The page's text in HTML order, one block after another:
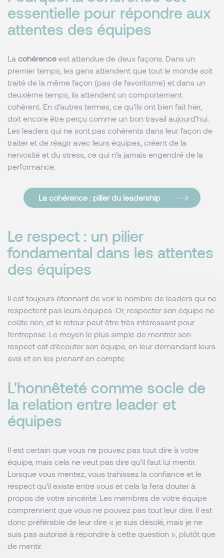
essentielle pour répondre aux
attentes des équipes
La cohérence est attendue de deux façons. Dans un
premier temps, les gens attendent que tout le monde soit
traité de la même façon (pas de favoritisme) et dans un
deuxième temps, ils attendent un comportement
cohérent. En d’autres termes, ce qu’ils ont bien fait hier,
doit encore être perçu comme un bon travail aujourd’hui.
Les leaders qui ne sont pas cohérents dans leur façon de
traiter et de réagir avec leurs équipes, créent de la
nervosité et du stress, ce qui n’a jamais engendré de la
performance.
La cohérence : pilier du leadership
Le respect : un pilier
fondamental dans les attentes
des équipes
Il est toujours étonnant de voir le nombre de leaders qui ne
respectent pas leurs équipes. Or, respecter son équipe ne
coûte rien, et le retour peut être très intéressant pour
l’entreprise. Le moyen le plus simple de montrer son
respect est d’écouter son équipe, en leur demandant leurs
avis et en les prenant en compte.
L'honnêteté comme socle de
la relation entre leader et
équipes
Il est certain que vous ne pouvez pas tout dire à votre
équipe, mais cela ne veut pas dire qu’il faut lui mentir.
Lorsque vous mentez, vous trahissez la confiance et le
respect qu’il existe entre vous et cela la fera douter à
propos de votre sincérité. Les membres de votre équipe
comprennent que vous ne pouvez pas tout leur dire. Il est
donc préférable de leur dire « je suis désolé, mais je ne
suis pas autorisé à répondre à cette question », plutôt que
de mentir.